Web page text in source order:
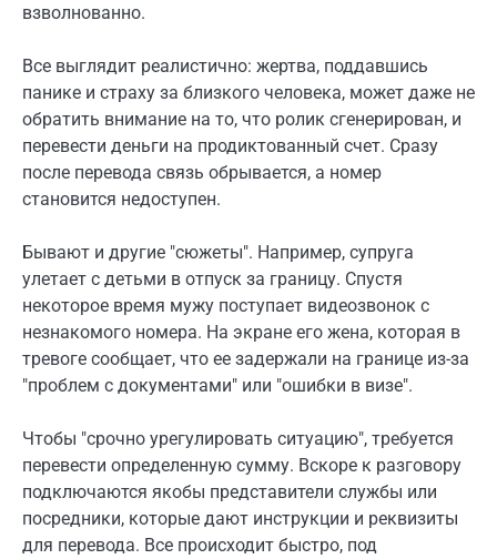
взволнованно.
Все выглядит реалистично: жертва, поддавшись
панике и страху за близкого человека, может даже не
обратить внимание на то, что ролик сгенерирован, и
перевести деньги на продиктованный счет. Сразу
после перевода связь обрывается, а номер
становится недоступен.
Бывают и другие "сюжеты". Например, супруга
улетает с детьми в отпуск за границу. Спустя
некоторое время мужу поступает видеозвонок с
незнакомого номера. На экране его жена, которая в
тревоге сообщает, что ее задержали на границе из-за
"проблем с документами" или "ошибки в визе".
Чтобы "срочно урегулировать ситуацию", требуется
перевести определенную сумму. Вскоре к разговору
подключаются якобы представители службы или
посредники, которые дают инструкции и реквизиты
для перевода. Все происходит быстро, под